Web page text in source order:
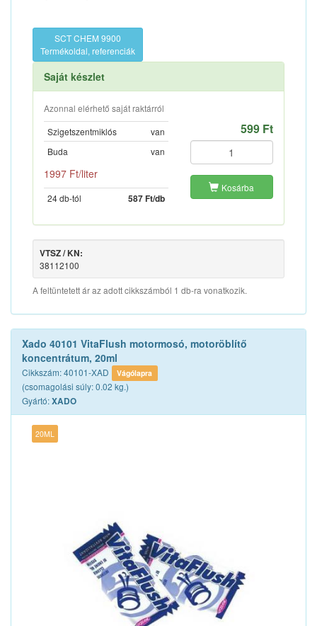
SCT CHEM 9900
Termékoldal, referenciák
Saját készlet
Azonnal elérhető saját raktárról
Szigetszentmiklós
van
Buda
van
1997 Ft/liter
24 db-tól 587 Ft/db
599 Ft
Kosárba
VTSZ / KN:
38112100
A feltüntetett ár az adott cikkszámból 1 db-ra vonatkozik.
Xado 40101 VitaFlush motormosó, motoröblítő
koncentrátum, 20ml
Cikkszám: 40101-XAD Vágólapra
(csomagolási súly: 0.02 kg.)
Gyártó:XADO
20ML